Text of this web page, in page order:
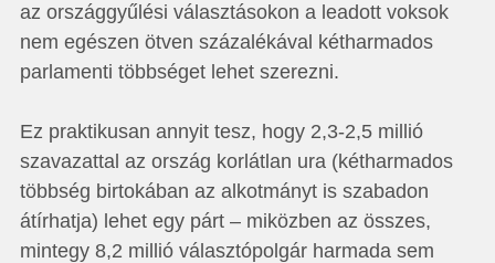
az országgyűlési választásokon a leadott voksok
nem egészen ötven százalékával kétharmados
parlamenti többséget lehet szerezni.
Ez praktikusan annyit tesz, hogy 2,3-2,5 millió
szavazattal az ország korlátlan ura (kétharmados
többség birtokában az alkotmányt is szabadon
átírhatja) lehet egy párt – miközben az összes,
mintegy 8,2 millió választópolgár harmada sem